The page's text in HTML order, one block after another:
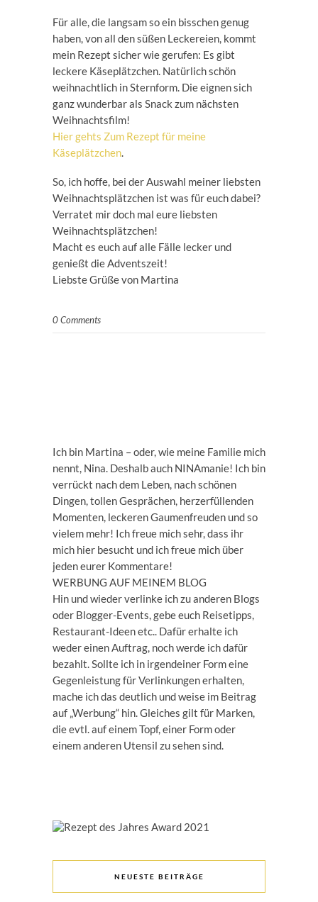
Für alle, die langsam so ein bisschen genug
haben, von all den süßen Leckereien, kommt
mein Rezept sicher wie gerufen: Es gibt
leckere Käseplätzchen. Natürlich schön
weihnachtlich in Sternform. Die eignen sich
ganz wunderbar als Snack zum nächsten
Weihnachtsfilm!
Hier gehts Zum Rezept für meine
Käseplätzchen.
So, ich hoffe, bei der Auswahl meiner liebsten
Weihnachtsplätzchen ist was für euch dabei?
Verratet mir doch mal eure liebsten
Weihnachtsplätzchen!
Macht es euch auf alle Fälle lecker und
genießt die Adventszeit!
Liebste Grüße von Martina
0 Comments
Ich bin Martina – oder, wie meine Familie mich
nennt, Nina. Deshalb auch NINAmanie! Ich bin
verrückt nach dem Leben, nach schönen
Dingen, tollen Gesprächen, herzerfüllenden
Momenten, leckeren Gaumenfreuden und so
vielem mehr! Ich freue mich sehr, dass ihr
mich hier besucht und ich freue mich über
jeden eurer Kommentare!
WERBUNG AUF MEINEM BLOG
Hin und wieder verlinke ich zu anderen Blogs
oder Blogger-Events, gebe euch Reisetipps,
Restaurant-Ideen etc.. Dafür erhalte ich
weder einen Auftrag, noch werde ich dafür
bezahlt. Sollte ich in irgendeiner Form eine
Gegenleistung für Verlinkungen erhalten,
mache ich das deutlich und weise im Beitrag
auf „Werbung“ hin. Gleiches gilt für Marken,
die evtl. auf einem Topf, einer Form oder
einem anderen Utensil zu sehen sind.
NEUESTE BEITRÄGE